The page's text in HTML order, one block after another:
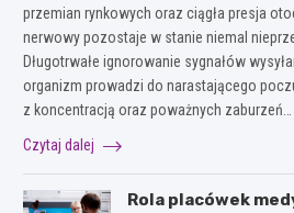
przemian rynkowych oraz ciągła presja
nerwowy pozostaje w stanie niemal
Długotrwałe ignorowanie sygnałów
organizm prowadzi do narastającego
z koncentracją oraz poważnych zaburzeń…
Czytaj dalej
Rola placówek